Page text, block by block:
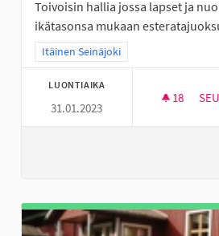
Toivoisin hallia jossa lapset ja
ikätasonsa mukaan
Rajaa tulokset teeman mukaan:
Itäinen Seinäjoki
LUONTIAIKA
31.01.2023
18 18